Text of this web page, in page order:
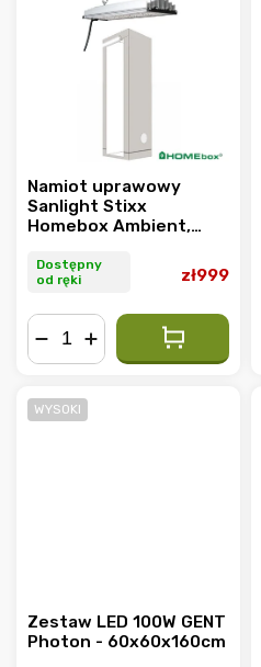
Namiot uprawowy
Sanlight Stixx
Homebox Ambient,
Dostępny
od ręki
zł999
WYSOKI
Zestaw LED 100W GENT
Photon - 60x60x160cm